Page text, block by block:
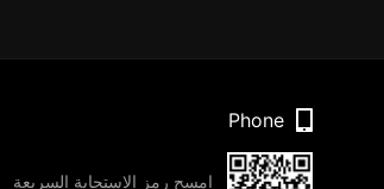
Phone
امسح رمز الاستجابة السريعة